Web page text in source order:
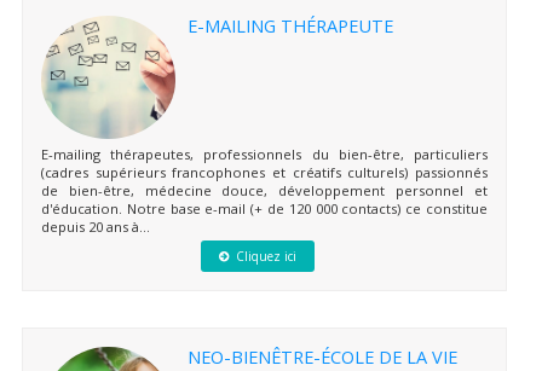
E-MAILING THÉRAPEUTE
E-mailing thérapeutes, professionnels du bien-être, particuliers
(cadres supérieurs francophones et créatifs culturels) passionnés
de bien-être, médecine douce, développement personnel et
d'éducation. Notre base e-mail (+ de 120 000 contacts) ce constitue
depuis 20 ans à...
Cliquez ici
NEO-BIENÊTRE-ÉCOLE DE LA VIE